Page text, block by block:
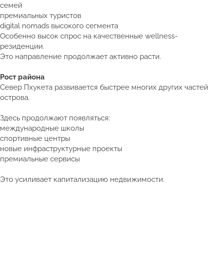
семей
премиальных туристов
digital nomads высокого сегмента
Особенно высок спрос на качественные wellness-
резиденции.
Это направление продолжает активно расти.
Рост района
Север Пхукета развивается быстрее многих других частей
острова.
Здесь продолжают появляться:
международные школы
спортивные центры
новые инфраструктурные проекты
премиальные сервисы
Это усиливает капитализацию недвижимости.